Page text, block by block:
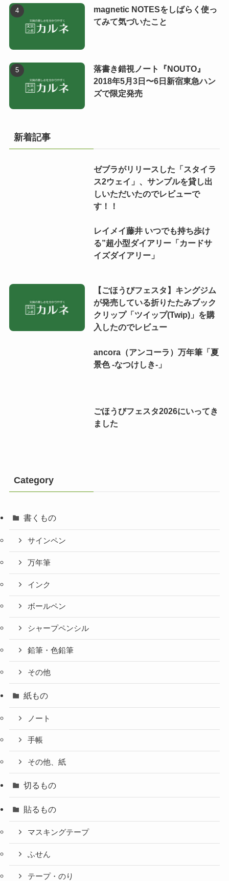
magnetic NOTESをしばらく使っ
てみて気づいたこと
落書き錯視ノート『NOUTO』
2018年5月3日〜6日新宿東急ハン
ズで限定発売
新着記事
ゼブラがリリースした「スタイラ
ス2ウェイ」、サンプルを貸し出
しいただいたのでレビューで
す！！
レイメイ藤井 いつでも持ち歩け
る”超小型ダイアリー「カードサ
イズダイアリー」
【ごほうびフェスタ】キングジム
が発売している折りたたみブック
クリップ「ツイップ(Twip)」を購
入したのでレビュー
ancora（アンコーラ）万年筆「夏
景色 -なつけしき-」
ごほうびフェスタ2026にいってき
ました
Category
書くもの
サインペン
万年筆
インク
ボールペン
シャープペンシル
鉛筆・色鉛筆
その他
紙もの
ノート
手帳
その他、紙
切るもの
貼るもの
マスキングテープ
ふせん
テープ・のり